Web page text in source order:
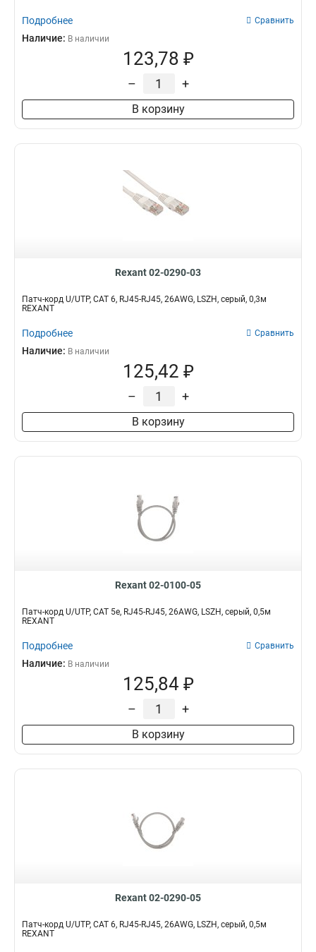
Подробнее Сравнить
Наличие: В наличии
123,78 ₽
– +
В корзину
Rexant 02-0290-03
Патч-корд U/UTP, CAT 6, RJ45-RJ45, 26AWG, LSZH, серый, 0,3м
REXANT
Подробнее Сравнить
Наличие: В наличии
125,42 ₽
– +
В корзину
Rexant 02-0100-05
Патч-корд U/UTP, CAT 5e, RJ45-RJ45, 26AWG, LSZH, серый, 0,5м
REXANT
Подробнее Сравнить
Наличие: В наличии
125,84 ₽
– +
В корзину
Rexant 02-0290-05
Патч-корд U/UTP, CAT 6, RJ45-RJ45, 26AWG, LSZH, серый, 0,5м
REXANT